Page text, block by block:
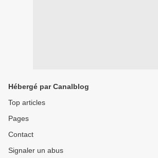
Hébergé par Canalblog
Top articles
Pages
Contact
Signaler un abus